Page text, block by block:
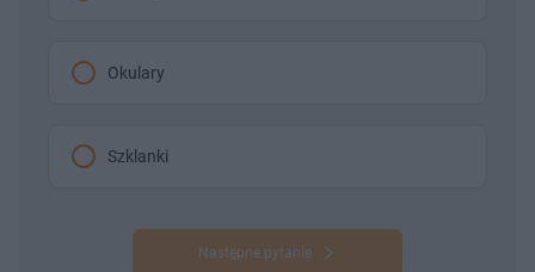
Okulary
Szklanki
Następne pytanie